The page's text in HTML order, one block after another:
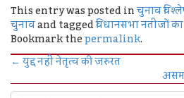
This entry was posted inचुनाव
चुनावand taggedविधानसभा नतीजों
Bookmark thepermalink.
←युद्द नहीं नेतृत्व की जरुरत